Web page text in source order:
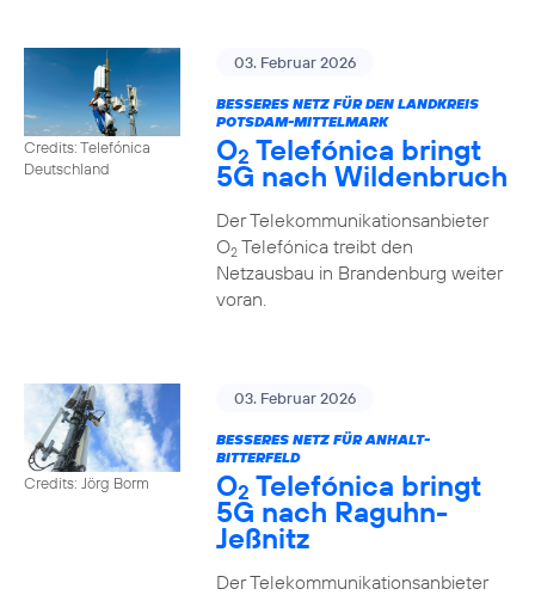
Credits: Telefónica
Deutschland
03. Februar 2026
BESSERES NETZ FÜR DEN LANDKREIS
POTSDAM-MITTELMARK
O2 Telefónica bringt
5G nach Wildenbruch
Der Telekommunikationsanbieter
O2Telefónica treibt den
Netzausbau in Brandenburg weiter
voran.
Credits: Jörg Borm
03. Februar 2026
BESSERES NETZ FÜR ANHALT-
BITTERFELD
O2 Telefónica bringt
5G nach Raguhn-
Jeßnitz
Der Telekommunikationsanbieter